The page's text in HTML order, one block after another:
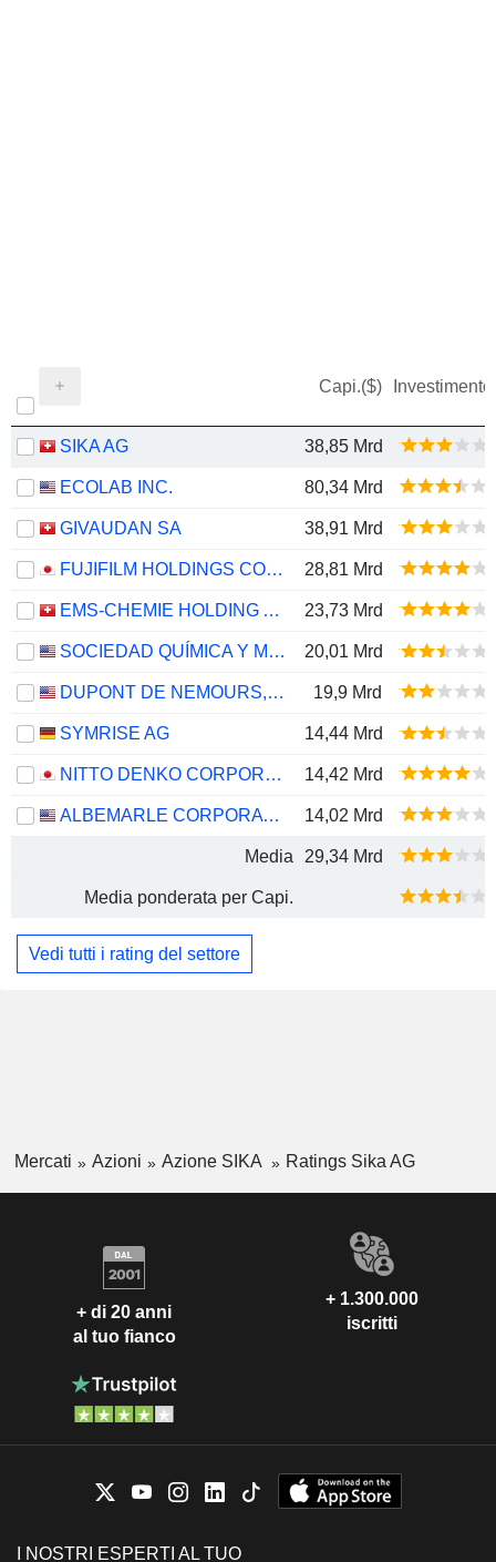
Capi.($) Investimento
SIKA AG 38,85 Mrd
ECOLAB INC. 80,34 Mrd
GIVAUDAN SA 38,91 Mrd
FUJIFILM HOLDINGS CORPORATION 28,81 Mrd
EMS-CHEMIE HOLDING AG 23,73 Mrd
SOCIEDAD QUÍMICA Y MINERA DE CHILE S.A. 20,01 Mrd
DUPONT DE NEMOURS, INC. 19,9 Mrd
SYMRISE AG 14,44 Mrd
NITTO DENKO CORPORATION 14,42 Mrd
ALBEMARLE CORPORATION 14,02 Mrd
Media 29,34 Mrd
Media ponderata per Capi.
Vedi tutti i rating del settore
Mercati Azioni Azione SIKA Ratings Sika AG
+ di 20 anni
al tuo fianco
+ 1.300.000
iscritti
I NOSTRI ESPERTI AL TUO